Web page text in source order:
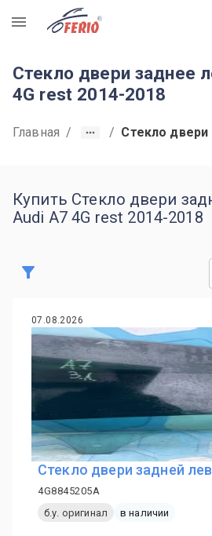
R
Стекло двери заднее
4G rest 2014-2018
Главная / / Стекло
Купить Стекло двери
Audi A7 4G rest 2014-2018
07.08.2026
Стекло двери задней
4G8845205A
б.у. оригинал
в наличии